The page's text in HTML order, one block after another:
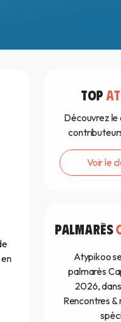
TOP
Découvrez le
Voir le
PALMARÈS
Atypikoo
palmarès
2026,
Rencontres &